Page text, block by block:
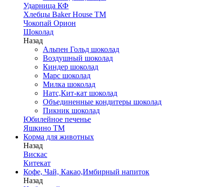
Ударница КФ
Хлебцы Baker House ТМ
Чокопай Орион
Шоколад
Назад
Альпен Гольд шоколад
Воздушный шоколад
Киндер шоколад
Марс шоколад
Милка шоколад
Натс,Кит-кат шоколад
Объединенные кондитеры шоколад
Пикник шоколад
Юбилейное печенье
Яшкино ТМ
Корма для животных
Назад
Вискас
Китекат
Кофе, Чай, Какао,Имбирный напиток
Назад